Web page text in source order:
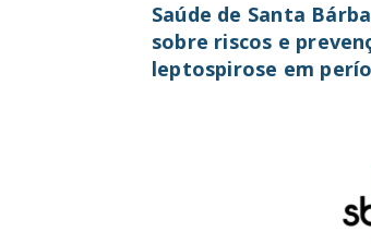
Saúde de Santa
sobre riscos e
leptospirose em